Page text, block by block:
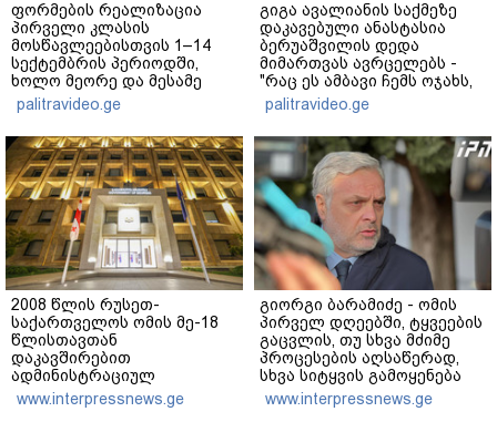
ფორმების რეალიზაცია
პირველი კლასის
მოსწავლეებისთვის 1–14
სექტემბრის პერიოდში,
ხოლო მეორე და მესამე
ეტაპებზე...
palitravideo.ge
გიგა ავალიანის საქმეზე
დაკავებული ანასტასია
ბერუაშვილის დედა
მიმართვას ავრცელებს -
"რაც ეს ამბავი ჩემს ოჯახს,
ჩემს ანასტასიას გადახდა
თავს, მის მერე მე მე არ
ვარ"
palitravideo.ge
2008 წლის რუსეთ-
საქართველოს ომის მე-18
წლისთავთან
დაკავშირებით
ადმინისტრაციულ
შენობებზე სახელმწიფო
დროშები დაეშვა
www.interpressnews.ge
გიორგი ბარამიძე - ომის
პირველ დღეებში, ტყვეების
გაცვლის, თუ სხვა მძიმე
პროცესების აღსაწერად,
სხვა სიტყვის გამოყენება
აჯობებდა - არასდროს
მითქვამს, რომ ჩვენები
www.interpressnews.ge